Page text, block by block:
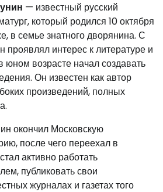
— известный русский
который родился 10 октября
в семье знатного дворянина. С
проявлял интерес к литературе и
юном возрасте начал создавать
Он известен как автор
произведений, полных
окончил Московскую
после чего переехал в
активно работать
публиковать свои
журналах и газетах того